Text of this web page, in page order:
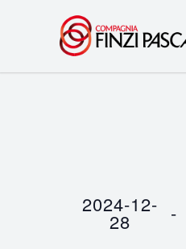
2024-12-
28 -